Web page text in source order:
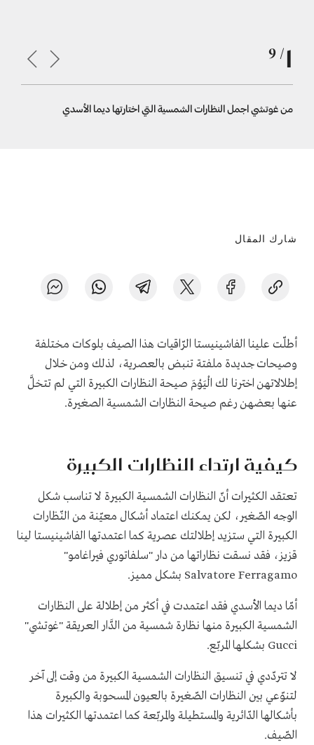
من غوتشي اجمل النظارات الشمسية التي اختارتها ديما الأسدي
شارك المقال
أطلّت علينا الفاشينيستا الرّاقيات هذا الصيف بلوكات مختلفة
وصيحات جديدة ملفتة تنبض بالعصرية، لذلك ومن خلال
إطلالاتهن اخترنا لك الْيَوْمَ صيحة النظارات الكبيرة التي لم تتخلَّ
عنها بعضهن رغم صيحة النظارات الشمسية الصغيرة.
كيفية ارتداء النظارات الكبيرة
تعتقد الكثيرات أنّ النظارات الشمسية الكبيرة لا تناسب شكل
الوجه الصّغير، لكن يمكنك اعتماد أشكال معيّنة من النّظارات
الكبيرة التي ستزيد إطلالتك عصرية كما اعتمدتها الفاشينيستا لينا
قزيز، فقد نسقت نظاراتها من دار "سلفاتوري فيراغامو"
Salvatore Ferragamo بشكل مميز.
أمّا ديما الأسدي فقد اعتمدت في أكثر من إطلالة على النظارات
الشمسية الكبيرة منها نظارة شمسية من الدَّار العريقة "غوتشي"
Gucci بشكلها المربّع.
لا تتردّدي في تنسيق النظارات الشمسية الكبيرة من وقت إلى آخر
لتنوّعي بين النظارات الصّغيرة بالعيون المسحوبة والكبيرة
بأشكالها الدّائرية والمستطيلة والمربّعة كما اعتمدتها الكثيرات هذا
الصّيف.